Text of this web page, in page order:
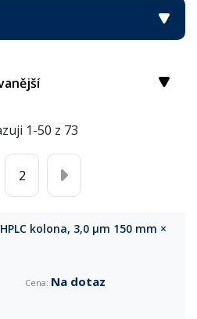
1-50 z 73
2
kolona, 3,0 µm 150 mm ×
Na dotaz